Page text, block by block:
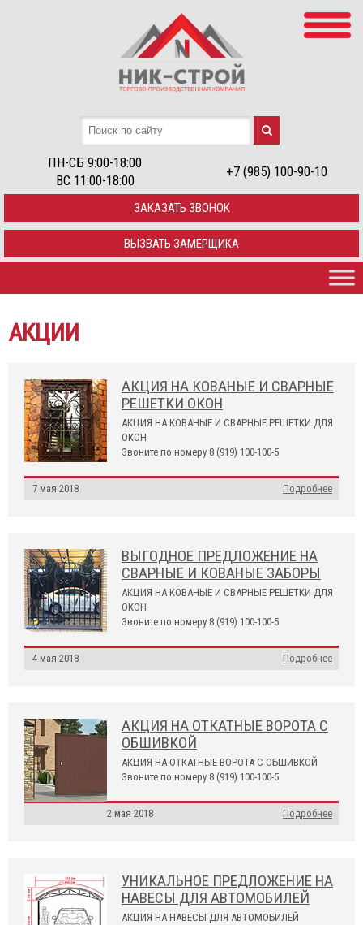
ПН-СБ 9:00-18:00
ВС 11:00-18:00
+7 (985) 100-90-10
ЗАКАЗАТЬ ЗВОНОК
ВЫЗВАТЬ ЗАМЕРЩИКА
АКЦИИ
АКЦИЯ НА КОВАНЫЕ И СВАРНЫЕ
РЕШЕТКИ ОКОН
АКЦИЯ НА КОВАНЫЕ И СВАРНЫЕ РЕШЕТКИ ДЛЯ
ОКОН
Звоните по номеру 8 (919) 100-100-5
7 мая 2018 Подробнее
ВЫГОДНОЕ ПРЕДЛОЖЕНИЕ НА
СВАРНЫЕ И КОВАНЫЕ ЗАБОРЫ
АКЦИЯ НА КОВАНЫЕ И СВАРНЫЕ РЕШЕТКИ ДЛЯ
ОКОН
Звоните по номеру 8 (919) 100-100-5
4 мая 2018 Подробнее
АКЦИЯ НА ОТКАТНЫЕ ВОРОТА С
ОБШИВКОЙ
АКЦИЯ НА ОТКАТНЫЕ ВОРОТА С ОБШИВКОЙ
Звоните по номеру 8 (919) 100-100-5
2 мая 2018 Подробнее
УНИКАЛЬНОЕ ПРЕДЛОЖЕНИЕ НА
НАВЕСЫ ДЛЯ АВТОМОБИЛЕЙ
АКЦИЯ НА НАВЕСЫ ДЛЯ АВТОМОБИЛЕЙ